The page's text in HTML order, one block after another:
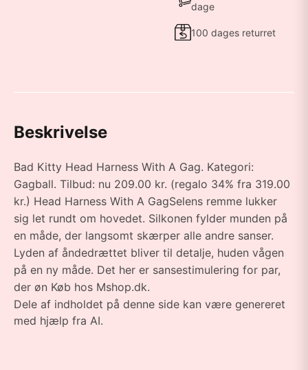
dage
100 dages returret
Beskrivelse
Bad Kitty Head Harness With A Gag. Kategori:
Gagball. Tilbud: nu 209.00 kr. (regalo 34% fra 319.00
kr.) Head Harness With A GagSelens remme lukker
sig let rundt om hovedet. Silkonen fylder munden på
en måde, der langsomt skærper alle andre sanser.
Lyden af åndedrættet bliver til detalje, huden vågen
på en ny måde. Det her er sansestimulering for par,
der øn Køb hos Mshop.dk.
Dele af indholdet på denne side kan være genereret
med hjælp fra AI.